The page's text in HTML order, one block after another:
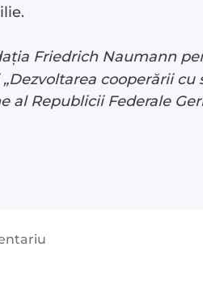
Friedrich Naumann
cooperării
al Republicii Federale